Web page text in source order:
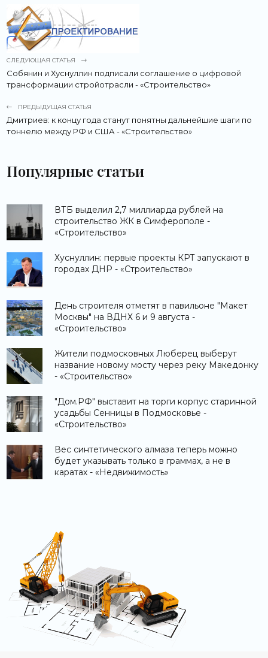
СЛЕДУЮЩАЯ СТАТЬЯ
Собянин и Хуснуллин подписали соглашение о цифровой
трансформации стройотрасли - «Строительство»
ПРЕДЫДУЩАЯ СТАТЬЯ
Дмитриев: к концу года станут понятны дальнейшие шаги по
тоннелю между РФ и США - «Строительство»
Популярные статьи
ВТБ выделил 2,7 миллиарда рублей на
строительство ЖК в Симферополе -
«Строительство»
Хуснуллин: первые проекты КРТ запускают в
городах ДНР - «Строительство»
День строителя отметят в павильоне "Макет
Москвы" на ВДНХ 6 и 9 августа -
«Строительство»
Жители подмосковных Люберец выберут
название новому мосту через реку Македонку
- «Строительство»
"Дом.РФ" выставит на торги корпус старинной
усадьбы Сенницы в Подмосковье -
«Строительство»
Вес синтетического алмаза теперь можно
будет указывать только в граммах, а не в
каратах - «Недвижимость»